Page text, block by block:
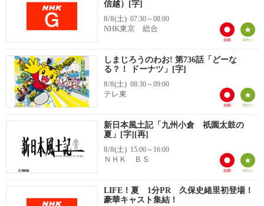
信越）[字]
8/8(土) 07:30～08:00
NHK東京 総合
しまじろうのわお! 第736話「どーな
る？！ ドーナツ」[字]
8/8(土) 08:30～09:00
テレ東
新日本風土記「九州小倉 祇園太鼓の
夏」[字][再]
8/8(土) 15:00～16:00
ＮＨＫ ＢＳ
LIFE！夏 1分PR 久保史緒里初登場！
豪華キャスト集結！